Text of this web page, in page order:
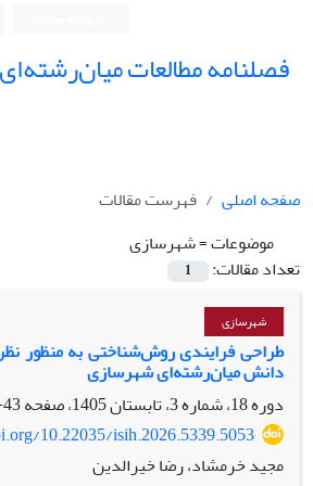
فصلنامه مطالعات
صفحه اصلی
فهرست مقالات
موضوعات =شهرسازی
تعداد مقالات:
1
شهرسازی
طراحی فرایندی روش‌شناختی به منظور
دانش میان‌رشته‌ای شهرسازی
دوره 18، شماره 3، تابستان 1405، صفحه
43-78
10.22035/isih.2026.5339.5053
مجید خرمشاد، رضا خیرالدین